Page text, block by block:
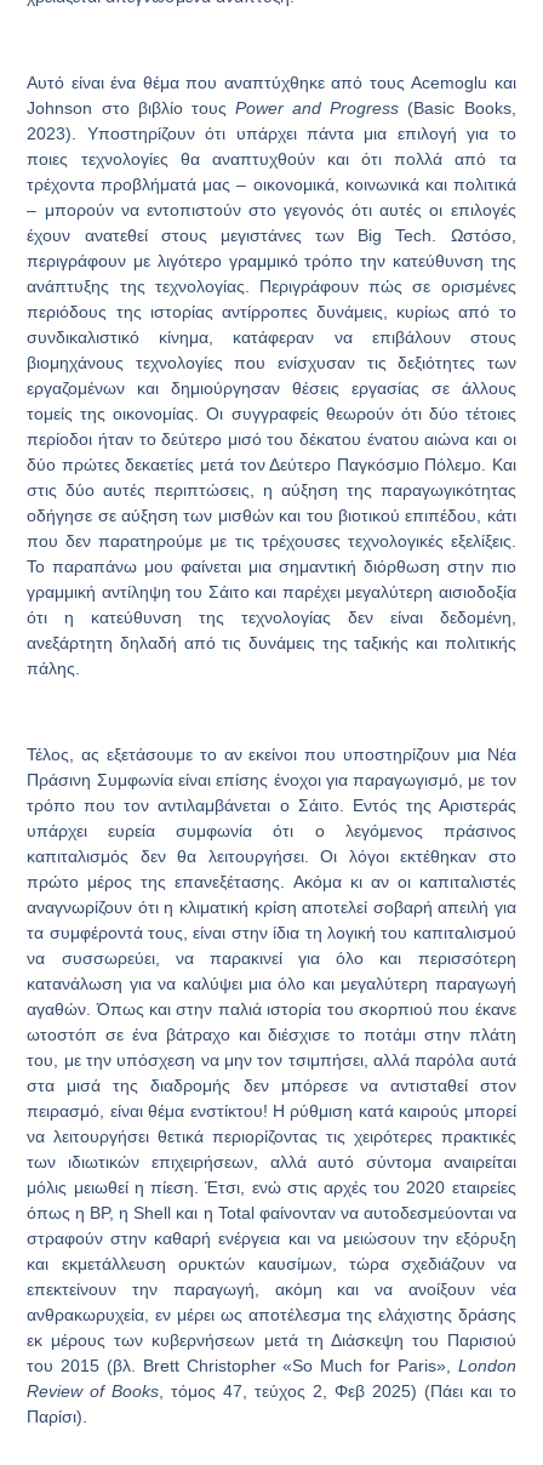
Αυτό είναι ένα θέμα που αναπτύχθηκε από τους Acemoglu και
Johnson στο βιβλίο τους Power and Progress (Basic Books,
2023). Υποστηρίζουν ότι υπάρχει πάντα μια επιλογή για το
ποιες τεχνολογίες θα αναπτυχθούν και ότι πολλά από τα
τρέχοντα προβλήματά μας – οικονομικά, κοινωνικά και πολιτικά
– μπορούν να εντοπιστούν στο γεγονός ότι αυτές οι επιλογές
έχουν ανατεθεί στους μεγιστάνες των Big Tech. Ωστόσο,
περιγράφουν με λιγότερο γραμμικό τρόπο την κατεύθυνση της
ανάπτυξης της τεχνολογίας. Περιγράφουν πώς σε ορισμένες
περιόδους της ιστορίας αντίρροπες δυνάμεις, κυρίως από το
συνδικαλιστικό κίνημα, κατάφεραν να επιβάλουν στους
βιομηχάνους τεχνολογίες που ενίσχυσαν τις δεξιότητες των
εργαζομένων και δημιούργησαν θέσεις εργασίας σε άλλους
τομείς της οικονομίας. Οι συγγραφείς θεωρούν ότι δύο τέτοιες
περίοδοι ήταν το δεύτερο μισό του δέκατου ένατου αιώνα και οι
δύο πρώτες δεκαετίες μετά τον Δεύτερο Παγκόσμιο Πόλεμο. Και
στις δύο αυτές περιπτώσεις, η αύξηση της παραγωγικότητας
οδήγησε σε αύξηση των μισθών και του βιοτικού επιπέδου, κάτι
που δεν παρατηρούμε με τις τρέχουσες τεχνολογικές εξελίξεις.
Το παραπάνω μου φαίνεται μια σημαντική διόρθωση στην πιο
γραμμική αντίληψη του Σάιτο και παρέχει μεγαλύτερη αισιοδοξία
ότι η κατεύθυνση της τεχνολογίας δεν είναι δεδομένη,
ανεξάρτητη δηλαδή από τις δυνάμεις της ταξικής και πολιτικής
πάλης.
Τέλος, ας εξετάσουμε το αν εκείνοι που υποστηρίζουν μια Νέα
Πράσινη Συμφωνία είναι επίσης ένοχοι για παραγωγισμό, με τον
τρόπο που τον αντιλαμβάνεται ο Σάιτο. Εντός της Αριστεράς
υπάρχει ευρεία συμφωνία ότι ο λεγόμενος πράσινος
καπιταλισμός δεν θα λειτουργήσει. Οι λόγοι εκτέθηκαν στο
πρώτο μέρος της επανεξέτασης. Ακόμα κι αν οι καπιταλιστές
αναγνωρίζουν ότι η κλιματική κρίση αποτελεί σοβαρή απειλή για
τα συμφέροντά τους, είναι στην ίδια τη λογική του καπιταλισμού
να συσσωρεύει, να παρακινεί για όλο και περισσότερη
κατανάλωση για να καλύψει μια όλο και μεγαλύτερη παραγωγή
αγαθών. Όπως και στην παλιά ιστορία του σκορπιού που έκανε
ωτοστόπ σε ένα βάτραχο και διέσχισε το ποτάμι στην πλάτη
του, με την υπόσχεση να μην τον τσιμπήσει, αλλά παρόλα αυτά
στα μισά της διαδρομής δεν μπόρεσε να αντισταθεί στον
πειρασμό, είναι θέμα ενστίκτου! Η ρύθμιση κατά καιρούς μπορεί
να λειτουργήσει θετικά περιορίζοντας τις χειρότερες πρακτικές
των ιδιωτικών επιχειρήσεων, αλλά αυτό σύντομα αναιρείται
μόλις μειωθεί η πίεση. Έτσι, ενώ στις αρχές του 2020 εταιρείες
όπως η BP, η Shell και η Total φαίνονταν να αυτοδεσμεύονται να
στραφούν στην καθαρή ενέργεια και να μειώσουν την εξόρυξη
και εκμετάλλευση ορυκτών καυσίμων, τώρα σχεδιάζουν να
επεκτείνουν την παραγωγή, ακόμη και να ανοίξουν νέα
ανθρακωρυχεία, εν μέρει ως αποτέλεσμα της ελάχιστης δράσης
εκ μέρους των κυβερνήσεων μετά τη Διάσκεψη του Παρισιού
του 2015 (βλ. Brett Christopher «So Much for Paris», London
Review of Books , τόμος 47, τεύχος 2, Φεβ 2025) (Πάει και το
Παρίσι).